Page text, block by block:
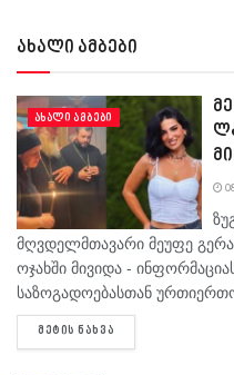
ახალი ამბები
ᲐᲮᲐᲚᲘ ᲐᲛᲑᲔᲑᲘ
მღვდელმთავარი მეუფე
ოჯახში მივიდა -
საზოგადოებასთან
ᲛᲔᲢᲘᲡ ᲜᲐᲮᲕᲐ